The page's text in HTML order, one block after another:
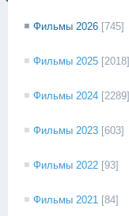
Фильмы 2026 [745]
Фильмы 2025 [2018]
Фильмы 2024 [2289]
Фильмы 2023 [603]
Фильмы 2022 [93]
Фильмы 2021 [84]